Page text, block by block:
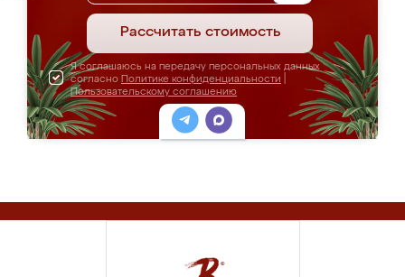
Рассчитать стоимость
Я соглашаюсь на передачу персональных данных
согласно Политике конфиденциальности
Пользовательскому соглашению